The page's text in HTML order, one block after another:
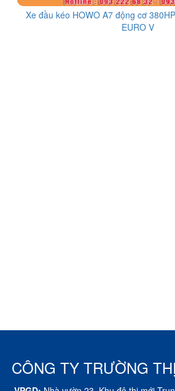
Xe đầu kéo HOWO A7 động cơ
EURO V
CÔNG TY TRƯỜNG